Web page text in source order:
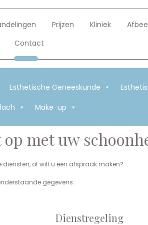
Prijzen Kliniek
Contact
Esthetische Geneeskunde
Make-up
op met uw
diensten, of wilt u een afspraak maken?
gegevens.
Dienstregeling